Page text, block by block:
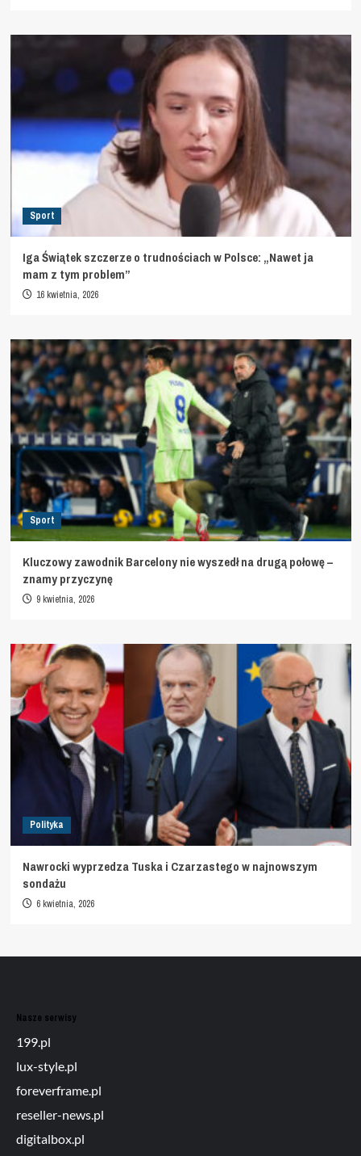
Sport
Iga Świątek szczerze o trudnościach w Polsce: „Nawet ja
mam z tym problem”
16 kwietnia, 2026
Sport
Kluczowy zawodnik Barcelony nie wyszedł na drugą połowę –
znamy przyczynę
9 kwietnia, 2026
Polityka
Nawrocki wyprzedza Tuska i Czarzastego w najnowszym
sondażu
6 kwietnia, 2026
Nasze serwisy
199.pl
lux-style.pl
foreverframe.pl
reseller-news.pl
digitalbox.pl